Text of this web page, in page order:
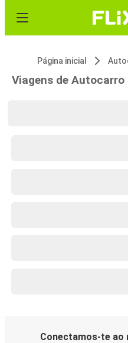
Página inicial
Viagens de
Conectamos-te ao